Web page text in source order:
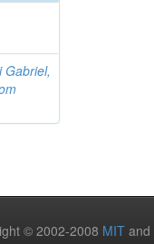
Gabriel,
© 2002-2008 MIT and